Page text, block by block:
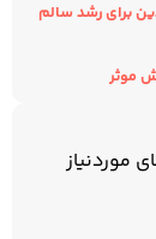
برای رشد سالم
موردنیاز